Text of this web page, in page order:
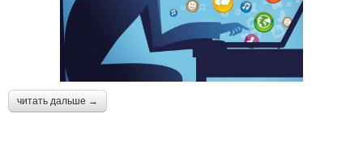
читать дальше →